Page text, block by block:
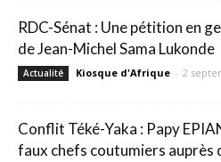
RDC-Sénat : Une pétition en
de Jean-Michel Sama Lukonde
Actualité Kiosque d'Afrique - 2
Conflit Téké-Yaka : Papy
faux chefs coutumiers auprès